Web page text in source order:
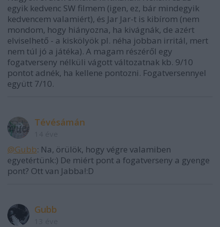
egyik kedvenc SW filmem (igen, ez, bár mindegyik
kedvencem valamiért), és Jar Jar-t is kibírom (nem
mondom, hogy hiányozna, ha kivágnák, de azért
elviselhető - a kiskölyök pl. néha jobban irritál, mert
nem túl jó a játéka). A magam részéről egy
fogatverseny nélküli vágott változatnak kb. 9/10
pontot adnék, ha kellene pontozni. Fogatversennyel
együtt 7/10.
Tévésámán
@Gubb: Na, örülök, hogy végre valamiben
egyetértünk:) De miért pont a fogatverseny a gyenge
pont? Ott van Jabba!:D
Gubb